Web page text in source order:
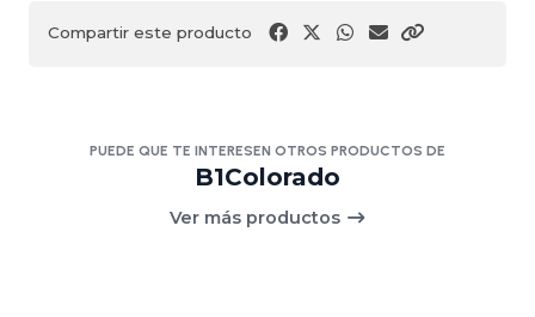
Compartir este producto
PUEDE QUE TE INTERESEN OTROS PRODUCTOS DE
B1Colorado
Ver más productos